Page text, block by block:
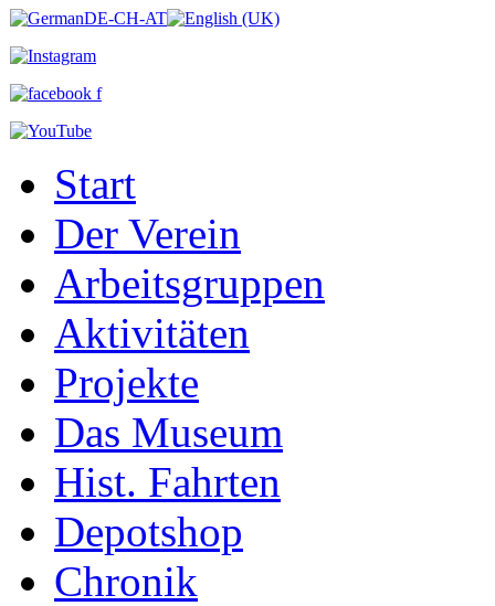
Start
Der Verein
Arbeitsgruppen
Aktivitäten
Projekte
Das Museum
Hist. Fahrten
Depotshop
Chronik